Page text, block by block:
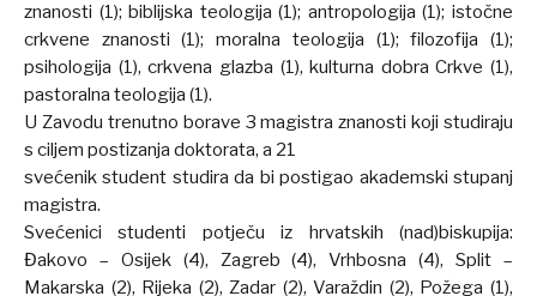
znanosti (1); biblijska teologija (1); antropologija (1); istočne
crkvene znanosti (1); moralna teologija (1); filozofija (1);
psihologija (1), crkvena glazba (1), kulturna dobra Crkve (1),
pastoralna teologija (1).
U Zavodu trenutno borave 3 magistra znanosti koji studiraju
s ciljem postizanja doktorata, a 21
svećenik student studira da bi postigao akademski stupanj
magistra.
Svećenici studenti potječu iz hrvatskih (nad)biskupija:
Đakovo – Osijek (4), Zagreb (4), Vrhbosna (4), Split –
Makarska (2), Rijeka (2), Zadar (2), Varaždin (2), Požega (1),